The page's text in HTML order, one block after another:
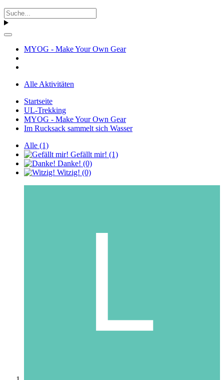
MYOG - Make Your Own Gear
Alle Aktivitäten
Startseite
UL-Trekking
MYOG - Make Your Own Gear
Im Rucksack sammelt sich Wasser
Alle (1)
Gefällt mir! (1)
Danke! (0)
Witzig! (0)